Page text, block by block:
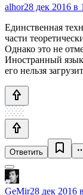
alhor28 дек 2016 в
Единственная
части
Однако это не
Иностранный
его нельзя
Ответить
GeMir28 дек 2016